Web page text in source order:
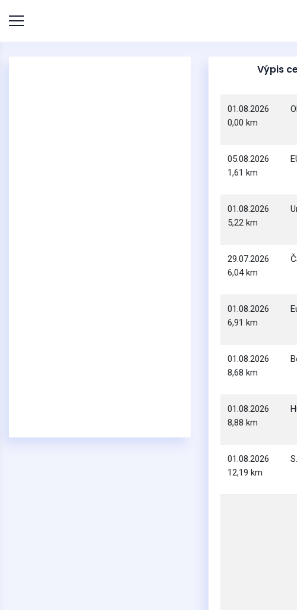
Výpis
01.08.2026
0,00 km
05.08.2026
1,61 km
01.08.2026
5,22 km
29.07.2026
6,04 km
01.08.2026
6,91 km
01.08.2026
8,68 km
01.08.2026
8,88 km
01.08.2026
12,19 km